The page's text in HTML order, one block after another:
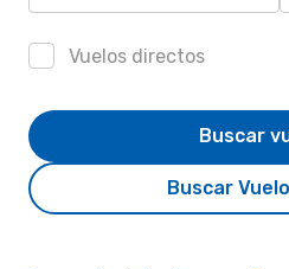
Vuelos directos
Buscar
Buscar